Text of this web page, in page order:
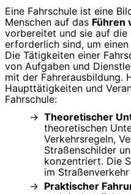
Eine Fahrschule ist eine
Menschen auf das Führen
vorbereitet und sie auf
erforderlich sind, um einen
Die Tätigkeiten einer
von Aufgaben und
mit der Fahrerausbildung.
Haupttätigkeiten und
Fahrschule:
Theoretischer
theoretischen
Verkehrsregeln,
Straßenschilder
konzentriert. Die
im
Praktischer